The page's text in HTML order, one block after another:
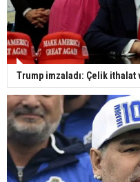
Trump imzaladı: Çelik ithalat